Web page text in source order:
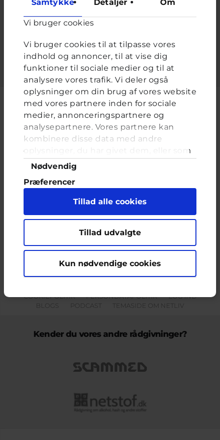
Samtykke Detaljer Om
Vi bruger cookies
Vi bruger cookies til at tilpasse vores
indhold og annoncer, til at vise dig
funktioner til sociale medier og til at
analysere vores trafik. Vi deler også
oplysninger om din brug af vores website
med vores partnere inden for sociale
medier, annonceringspartnere og
analysepartnere. Vores partnere kan
kombinere disse data med andre
oplysninger, du har givet dem, eller som
de har indsamlet fra din brug af deres
tjenester. Du samtykker til vores cookies,
hvis du fortsætter med at anvende vores
hjemmeside.
Samtykkevalg
Nødvendig
Præferencer
Marketing
Tillad alle cookies
Tillad udvalgte
Kun nødvendige cookies
Adgangskode*
Cyberhus er et klubhus på nettet for dig op til 25 år. Du kan skrive til
en voksen og få rådgivning i vores brevkasser og chat, dele dine
tanker i ung-til-ung eller bare hænge ud, og læse med. I Cyberhus
kan du være dig selv, og har du brug for en voksen, vil vi gerne lytte
ikke nødvendigvis den Europæiske Unions holdninger.
COOKIEPOLITIK
PERSONDATAPOLITIK
LOG IND
BLOGS
PODCAST TEMASIDE OM NETLIV
Kender du vores andre rådgivninger?